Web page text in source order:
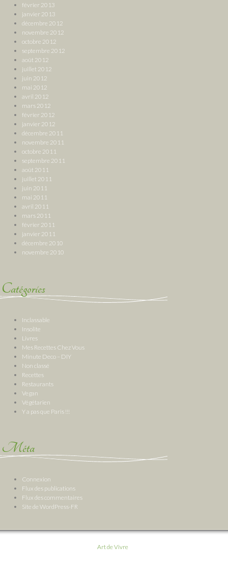
février 2013
janvier 2013
décembre 2012
novembre 2012
octobre 2012
septembre 2012
août 2012
juillet 2012
juin 2012
mai 2012
avril 2012
mars 2012
février 2012
janvier 2012
décembre 2011
novembre 2011
octobre 2011
septembre 2011
août 2011
juillet 2011
juin 2011
mai 2011
avril 2011
mars 2011
février 2011
janvier 2011
décembre 2010
novembre 2010
Catégories
Inclassable
Insolite
Livres
Mes Recettes Chez Vous
Minute Deco – DIY
Non classé
Recettes
Restaurants
Vegan
Végétarien
Y a pas que Paris !!!
Méta
Connexion
Flux des publications
Flux des commentaires
Site de WordPress-FR
Art de Vivre